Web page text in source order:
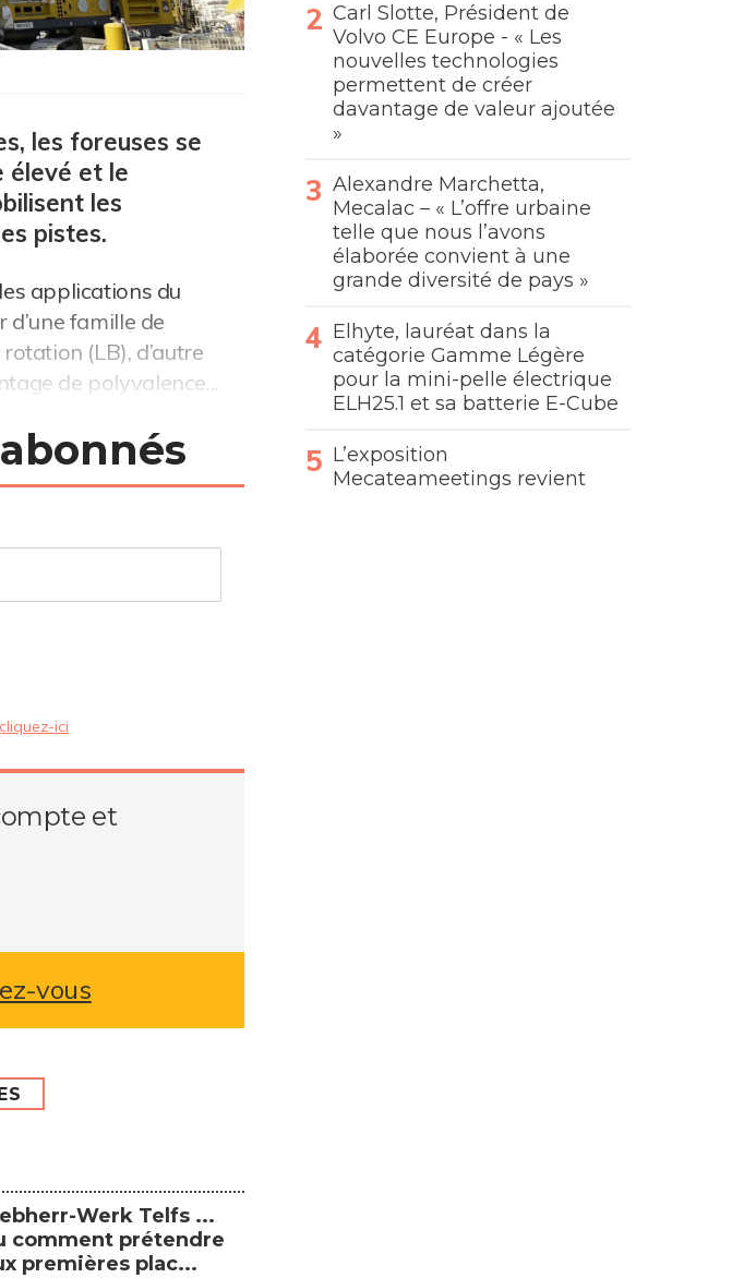
les foreuses se
élevé et le
les
pistes.
applications du
d’une famille de
(LB), d’autre
de polyvalence...
cliquez-ici
et
vous
Werk Telfs ...
comment prétendre
premières plac...
Carl Slotte, Président de
Volvo CE Europe - « Les
nouvelles technologies
permettent de créer
davantage de valeur ajoutée
»
Alexandre Marchetta,
Mecalac – « L’offre urbaine
telle que nous l’avons
élaborée convient à une
grande diversité de pays »
Elhyte, lauréat dans la
catégorie Gamme Légère
pour la mini-pelle électrique
ELH25.1 et sa batterie E-Cube
L’exposition
Mecateameetings revient